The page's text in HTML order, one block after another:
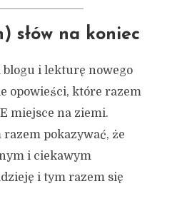
słów na koniec
i lekturę nowego
opowieści, które razem
miejsce na ziemi.
pokazywać, że
i ciekawym
i tym razem się